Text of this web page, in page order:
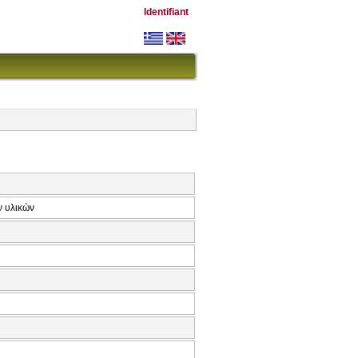
Identifiant
υλικών